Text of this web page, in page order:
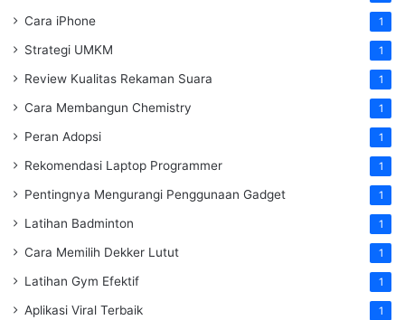
Cara iPhone 1
Strategi UMKM 1
Review Kualitas Rekaman Suara 1
Cara Membangun Chemistry 1
Peran Adopsi 1
Rekomendasi Laptop Programmer 1
Pentingnya Mengurangi Penggunaan Gadget 1
Latihan Badminton 1
Cara Memilih Dekker Lutut 1
Latihan Gym Efektif 1
Aplikasi Viral Terbaik 1